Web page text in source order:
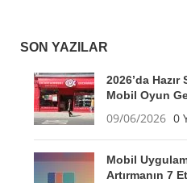
SON YAZILAR
2026’da Hazır
Mobil Oyun
09/06/2026 0
Mobil
Artırmanın 7